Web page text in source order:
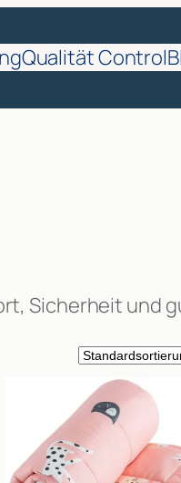
Qualität Control
Sicherheit und